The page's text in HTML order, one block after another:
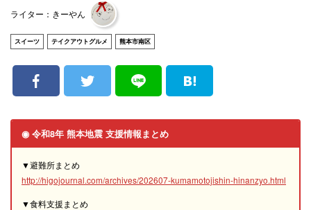
ライター：きーやん
スイーツ テイクアウトグルメ 熊本市南区
◉ 令和8年 熊本地震 支援情報まとめ
▼避難所まとめ
http://higojournal.com/archives/202607-kumamotojishin-hinanzyo.html
▼食料支援まとめ